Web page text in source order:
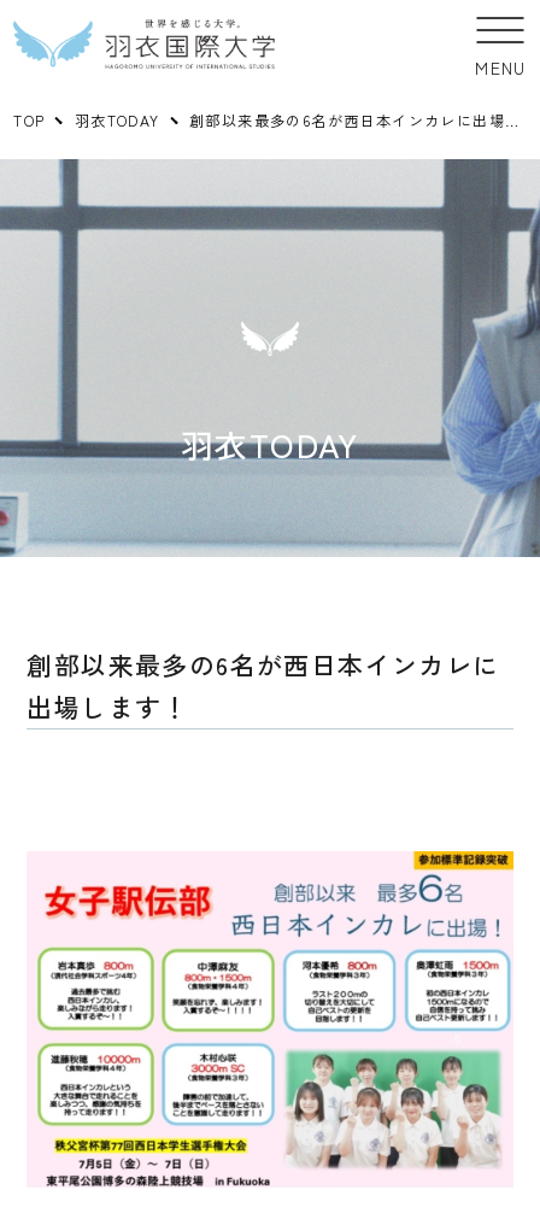
MENU
TOP 羽衣TODAY 創部以来最多の6名が西日本インカレに出場します！
羽衣TODAY
創部以来最多の6名が西日本インカレに
出場します！